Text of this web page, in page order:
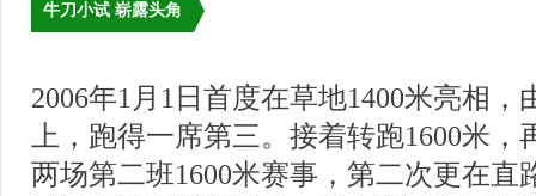
牛刀小试 崭露头角
2006年1月1日首度在草地1400米亮相
上，跑得一席第三。接着转跑1600米，
两场第二班1600米赛事，第二次更在直